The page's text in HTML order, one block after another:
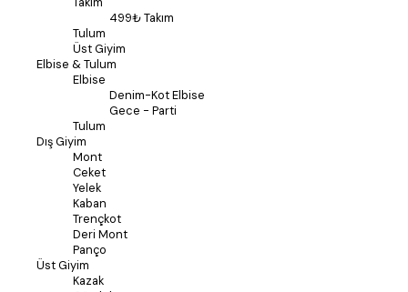
499₺ Takım
Tulum
Üst Giyim
Elbise & Tulum
Elbise
Denim-Kot Elbise
Gece - Parti
Tulum
Dış Giyim
Mont
Ceket
Yelek
Kaban
Trençkot
Deri Mont
Panço
Üst Giyim
Kazak